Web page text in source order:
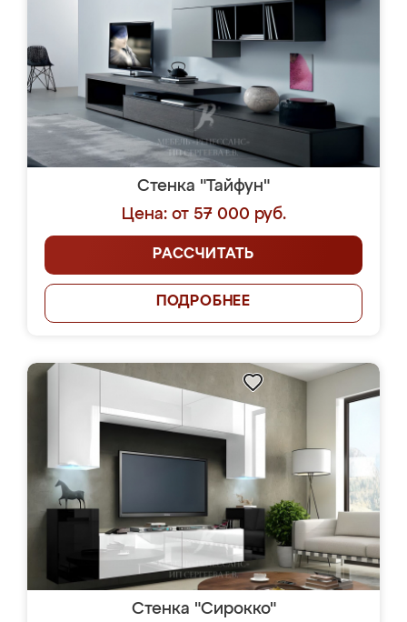
Стенка "Тайфун"
Цена: от 57 000 руб.
РАССЧИТАТЬ
ПОДРОБНЕЕ
Стенка "Сирокко"